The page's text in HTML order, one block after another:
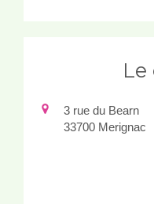
3 rue du Bearn
33700 Merignac